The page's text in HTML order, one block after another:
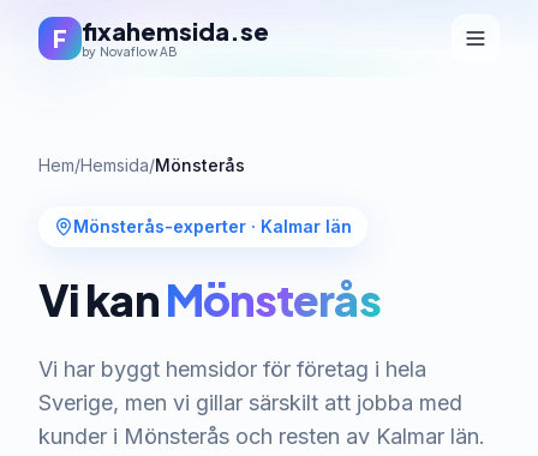
F fixahemsida.se
by Novaflow AB
Hem/Hemsida/Mönsterås
Mönsterås-experter · Kalmar län
Vi kanMönsterås
Vi har byggt hemsidor för företag i hela
Sverige, men vi gillar särskilt att jobba med
kunder i Mönsterås och resten av Kalmar län.